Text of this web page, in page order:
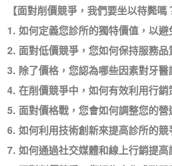
【面對削價競爭，我們要坐以待斃
1. 如何定義您診所的獨特價值，以避
2. 面對低價競爭，您如何保持服務品
3. 除了價格，您認為哪些因素對牙醫
4. 在削價競爭中，如何有效利用行銷
5. 面對價格戰，您會如何調整您的營
6. 如何利用技術創新來提高診所的競
7. 如何通過社交媒體和線上行銷提高